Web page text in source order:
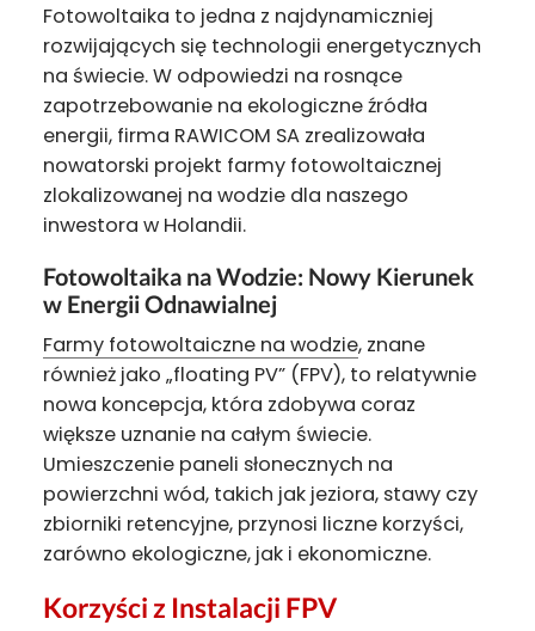
Fotowoltaika to jedna z najdynamiczniej
rozwijających się technologii energetycznych
na świecie. W odpowiedzi na rosnące
zapotrzebowanie na ekologiczne źródła
energii, firma RAWICOM SA zrealizowała
nowatorski projekt farmy fotowoltaicznej
zlokalizowanej na wodzie dla naszego
inwestora w Holandii.
Fotowoltaika na Wodzie: Nowy Kierunek
w Energii Odnawialnej
Farmy fotowoltaiczne na wodzie, znane
również jako „floating PV” (FPV), to relatywnie
nowa koncepcja, która zdobywa coraz
większe uznanie na całym świecie.
Umieszczenie paneli słonecznych na
powierzchni wód, takich jak jeziora, stawy czy
zbiorniki retencyjne, przynosi liczne korzyści,
zarówno ekologiczne, jak i ekonomiczne.
Korzyści z Instalacji FPV